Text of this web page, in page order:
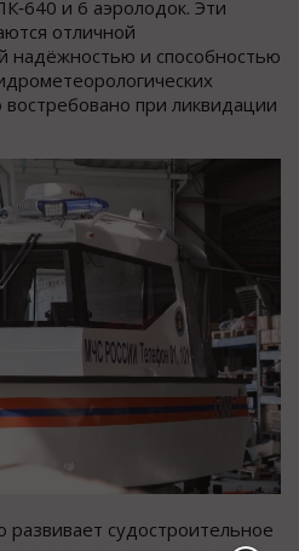
и 6 аэролодок. Эти
отличной
надёжностью и способностью
при ликвидации
судостроительное